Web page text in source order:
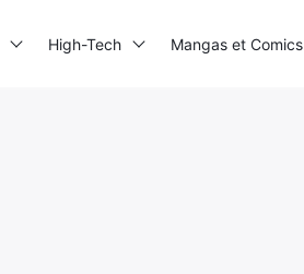
High-Tech Mangas et Comics